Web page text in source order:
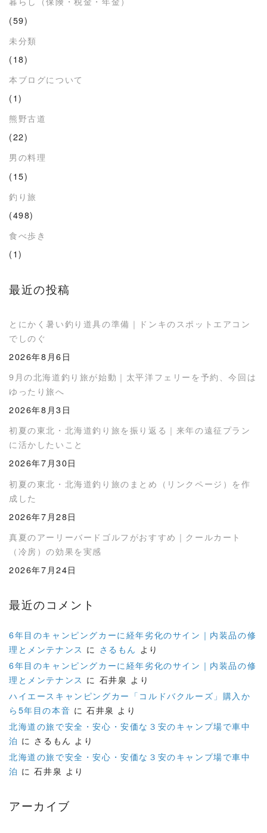
(59)
未分類
(18)
本ブログについて
(1)
熊野古道
(22)
男の料理
(15)
釣り旅
(498)
食べ歩き
(1)
最近の投稿
とにかく暑い釣り道具の準備｜ドンキのスポットエアコン
でしのぐ
2026年8月6日
9月の北海道釣り旅が始動｜太平洋フェリーを予約、今回は
ゆったり旅へ
2026年8月3日
初夏の東北・北海道釣り旅を振り返る｜来年の遠征プラン
に活かしたいこと
2026年7月30日
初夏の東北・北海道釣り旅のまとめ（リンクページ）を作
成した
2026年7月28日
真夏のアーリーバードゴルフがおすすめ｜クールカート
（冷房）の効果を実感
2026年7月24日
最近のコメント
6年目のキャンピングカーに経年劣化のサイン｜内装品の修
理とメンテナンス に さるもん より
6年目のキャンピングカーに経年劣化のサイン｜内装品の修
理とメンテナンス に 石井泉 より
ハイエースキャンピングカー「コルドバクルーズ」購入か
ら5年目の本音 に石井泉 より
北海道の旅で安全・安心・安価な３安のキャンプ場で車中
泊 に さるもん より
北海道の旅で安全・安心・安価な３安のキャンプ場で車中
泊 に石井泉 より
アーカイブ